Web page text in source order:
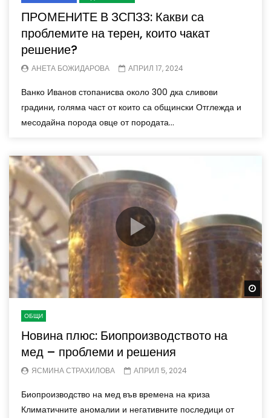
ПРОМЕНИТЕ В ЗСПЗЗ: Какви са
проблемите на терен, които чакат
решение?
АНЕТА БОЖИДАРОВА АПРИЛ 17, 2024
Ванко Иванов стопанисва около 300 дка сливови
градини, голяма част от които са общински Отглежда и
месодайна порода овце от породата...
ОБЩИ
Новина плюс: Биопроизводството на
мед – проблеми и решения
ЯСМИНА СТРАХИЛОВА АПРИЛ 5, 2024
Биопроизводство на мед във времена на криза
Климатичните аномалии и негативните последици от